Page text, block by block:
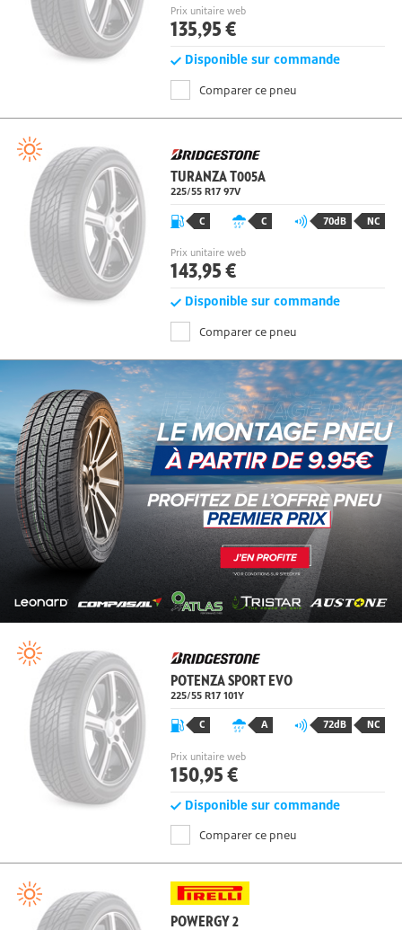
Prix unitaire web
135,95 €
Disponible sur commande
TURANZA T005A
C C 70dB NC
Prix unitaire web
143,95 €
Disponible sur commande
POTENZA SPORT EVO
C A 72dB NC
Prix unitaire web
150,95 €
Disponible sur commande